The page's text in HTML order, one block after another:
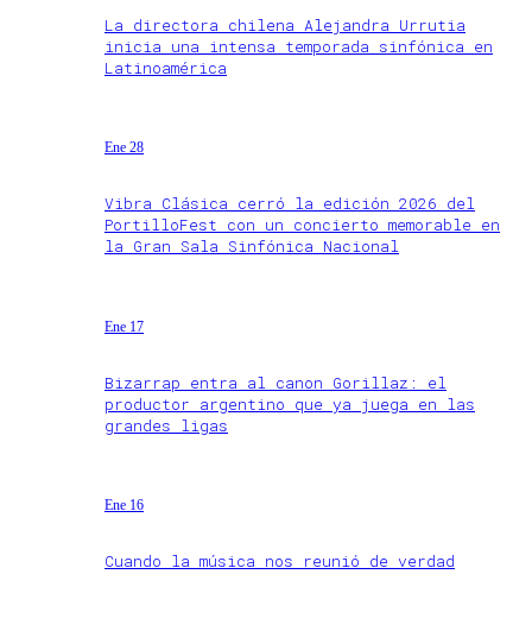
La directora chilena Alejandra Urrutia
inicia una intensa temporada sinfónica en
Latinoamérica
Ene 28
Vibra Clásica cerró la edición 2026 del
PortilloFest con un concierto memorable en
la Gran Sala Sinfónica Nacional
Ene 17
Bizarrap entra al canon Gorillaz: el
productor argentino que ya juega en las
grandes ligas
Ene 16
Cuando la música nos reunió de verdad